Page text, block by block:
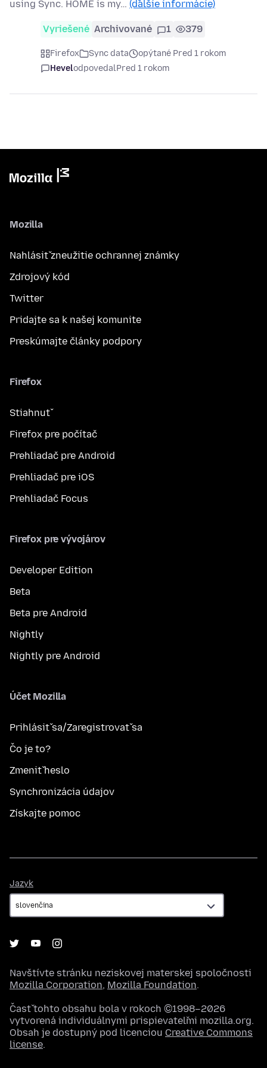
using Sync. HOME is my… (ďalšie informácie)
Vyriešené Archivované 1 379
Firefox Sync data
opýtané Pred 1 rokom
HevelodpovedalPred 1 rokom
Mozilla
Nahlásiť zneužitie ochrannej známky
Zdrojový kód
Twitter
Pridajte sa k našej komunite
Preskúmajte články podpory
Firefox
Stiahnuť
Firefox pre počítač
Prehliadač pre Android
Prehliadač pre iOS
Prehliadač Focus
Firefox pre vývojárov
Developer Edition
Beta
Beta pre Android
Nightly
Nightly pre Android
Účet Mozilla
Prihlásiť sa/Zaregistrovať sa
Čo je to?
Zmeniť heslo
Synchronizácia údajov
Získajte pomoc
Jazyk
Navštívte stránku neziskovej materskej spoločnosti
Mozilla Corporation, Mozilla Foundation.
Časť tohto obsahu bola v rokoch ©1998–2026
vytvorená individuálnymi prispievateľmi mozilla.org.
Obsah je dostupný pod licenciou Creative Commons
license.